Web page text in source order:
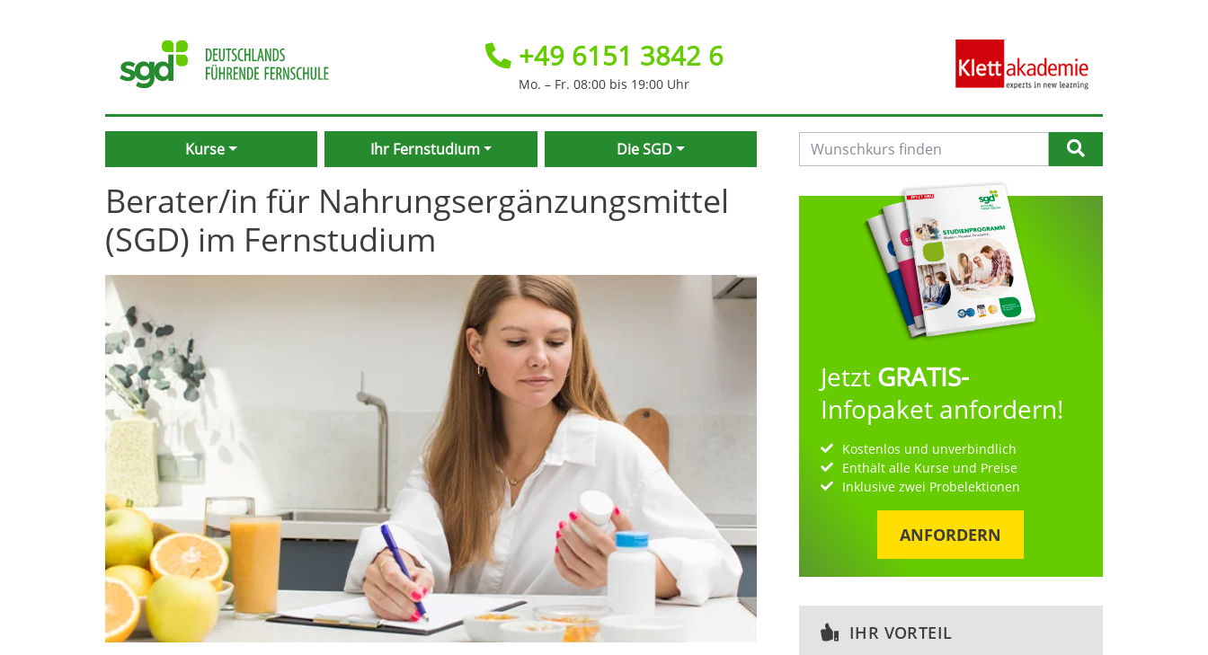
+49 6151 3842 6
Mo. – Fr. 08:00 bis 19:00 Uhr
Kurse Ihr Fernstudium Die SGD
Berater/in für Nahrungsergänzungsmittel
(SGD) im Fernstudium
Jetzt GRATIS-
Infopaket anfordern!
Kostenlos und unverbindlich
Enthält alle Kurse und Preise
Inklusive zwei Probelektionen
ANFORDERN
IHR VORTEIL